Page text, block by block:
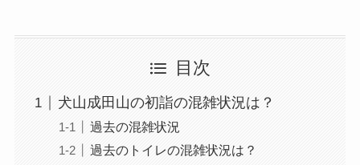
目次
犬山成田山の初詣の混雑状況は？
過去の混雑状況
過去のトイレの混雑状況は？